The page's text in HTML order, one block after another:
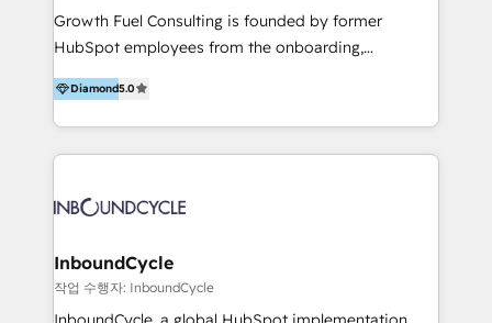
with human-led AI strategy and implementation to
deliver measurable ROI, faster time-to-value, and
apart: structured sprint delivery, transparent value-
based pricing, and a proven 30–90 day impact
Mastery, Workshops, RevOps, & custom integrations,
we are your embedded growth partner. Time to
Growth Fuel Consulting is founded by former
HubSpot employees from the onboarding,
professional services, HubSpot Partner, and
HubSpot software sales teams. With over 15 years
of combined in HubSpot experience and more than
300+ projects delivered, we are able to provide
ongoing strategy, and day-to-day operation of your
growth journey with Growth Fuel Consulting!
Diamond5.0
InboundCycle
작업 수행자: InboundCycle